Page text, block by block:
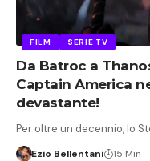
FILM SERIE TV
Da Batroc a
Captain America
devastante!
Per oltre un decennio, lo
Ezio Bellentani 15 Min